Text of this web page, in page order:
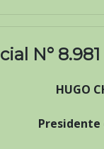
N° 8.981
HUGO
Presidente